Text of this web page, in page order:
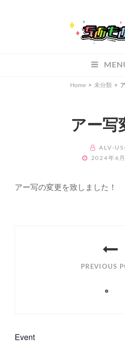
Home > 未分類 >
アー写
BY
ALV-
POSTED
2024年6
アー写の変更を致しました！
PREVIOUS
。
Event